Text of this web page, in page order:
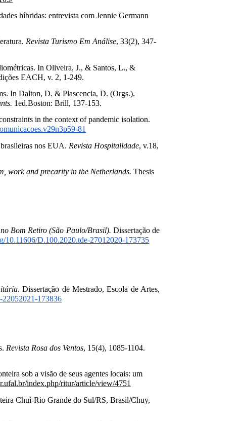
híbridas: entrevista com Jennie Germann
Revista Turismo Em Análise, 33(2), 347-
In Oliveira, J., & Santos, L., &
EACH, v. 2, 1-249.
1ed.Boston: Brill, 137-153.
81
nos EUA. Revista Hospitalidade, v.18,
work and precarity in the Netherlands. Thesis
Bom Retiro (São Paulo/Brasil). Dissertação de
10.11606/D.100.2020.tde-27012020-173735
Dissertação de Mestrado, Escola de Artes,
22052021-173836
Revista Rosa dos Ventos
sob a visão de seus agentes locais: um
index.php/ritur/article/view/4751
Chuí-Rio Grande do Sul/RS, Brasil/Chuy,